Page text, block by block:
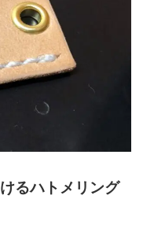
るハトメリング